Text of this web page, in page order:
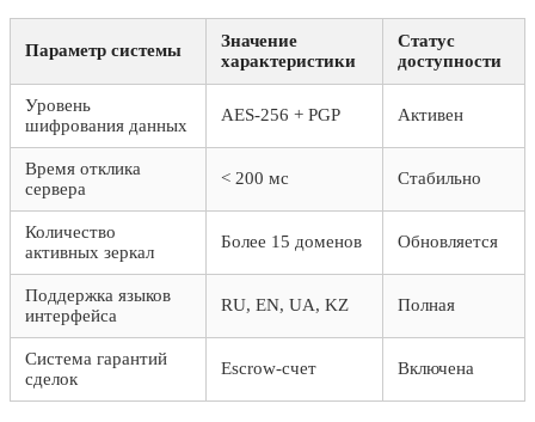
Параметр системы
Значение
характеристики
Статус
доступности
Уровень
шифрования данных
AES-256 + PGP Активен
Время отклика
сервера
< 200 мс Стабильно
Количество
активных зеркал
Более 15 доменов Обновляется
Поддержка языков
интерфейса
RU, EN, UA, KZ Полная
Система гарантий
сделок
Escrow-счет Включена